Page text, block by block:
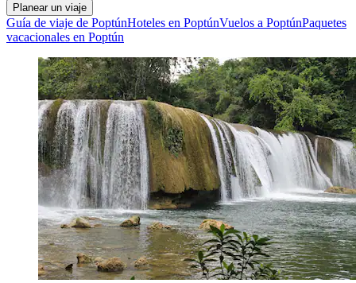
Planear un viaje
Guía de viaje de PoptúnHoteles en PoptúnVuelos a PoptúnPaquetes
vacacionales en Poptún